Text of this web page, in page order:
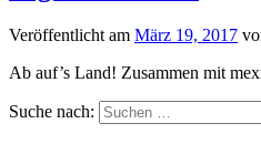
Veröffentlicht am März 19, 2017
Ab auf’s Land! Zusammen mit
Suche nach: